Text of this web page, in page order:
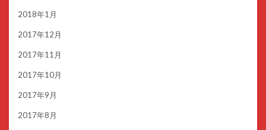
2018年1月
2017年12月
2017年11月
2017年10月
2017年9月
2017年8月